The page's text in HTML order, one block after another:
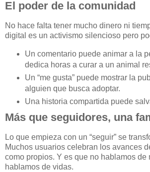
El poder de la comunidad
No hace falta tener mucho dinero ni
digital es un activismo silencioso pero
Un comentario puede animar a la
dedica horas a curar a un animal
Un “me gusta” puede mostrar la
alguien que busca adoptar.
Una historia compartida puede
Más que seguidores, una
Lo que empieza con un “seguir” se
Muchos usuarios celebran los avances
como propios. Y es que no hablamos de
hablamos de vidas.